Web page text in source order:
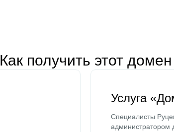
Как получить этот домен
Услуга
Специалисты
администратором